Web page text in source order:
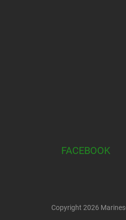
FACEBOOK
Copyright 2026